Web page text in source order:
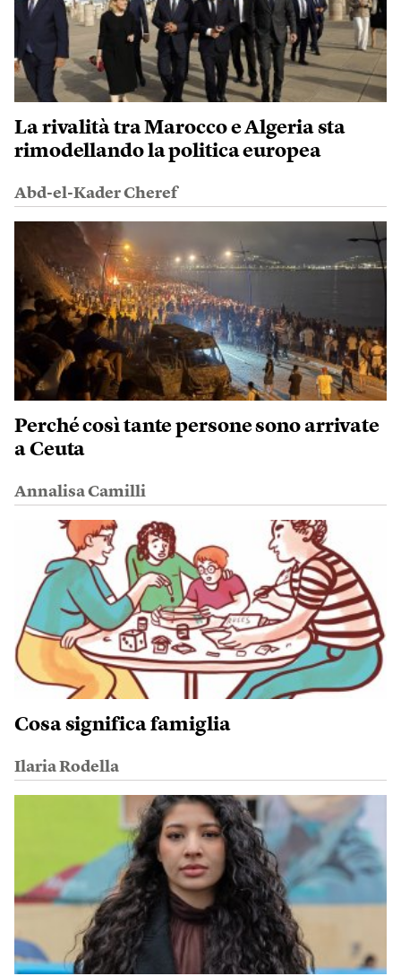
La rivalità tra Marocco e Algeria sta
rimodellando la politica europea
Abd-el-Kader Cheref
Perché così tante persone sono arrivate
a Ceuta
Annalisa Camilli
Cosa significa famiglia
Ilaria Rodella